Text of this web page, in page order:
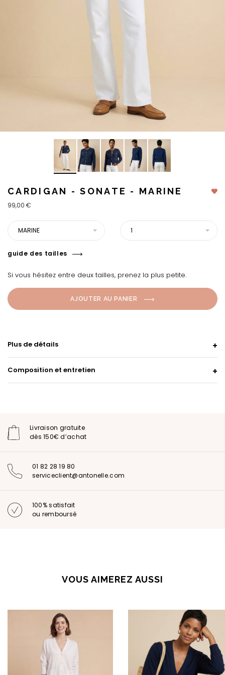
CARDIGAN - SONATE - MARINE
99,00 €
MARINE 1
guide des tailles
Si vous hésitez entre deux tailles, prenez la plus petite.
AJOUTER AU PANIER
Plus de détails
Composition et entretien
Livraison gratuite
dès 150€ d’achat
01 82 28 19 80
serviceclient@antonelle.com
100% satisfait
ou remboursé
VOUS AIMEREZ AUSSI